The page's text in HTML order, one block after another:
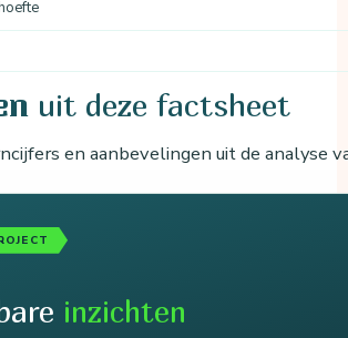
uit deze factsheet
en aanbevelingen uit de analyse
inzichten